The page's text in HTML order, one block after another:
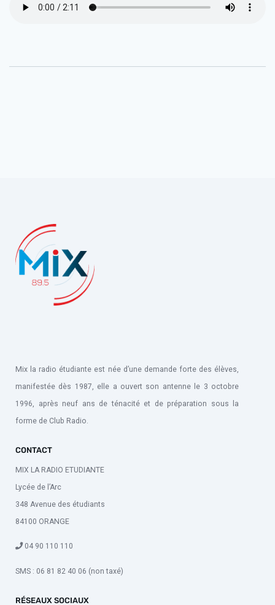
Mix la radio étudiante est née d’une demande forte des élèves,
manifestée dès 1987, elle a ouvert son antenne le 3 octobre
1996, après neuf ans de ténacité et de préparation sous la
forme de Club Radio.
CONTACT
MIX LA RADIO ETUDIANTE
Lycée de l’Arc
348 Avenue des étudiants
84100 ORANGE
04 90 110 110
SMS : 06 81 82 40 06 (non taxé)
RÉSEAUX SOCIAUX